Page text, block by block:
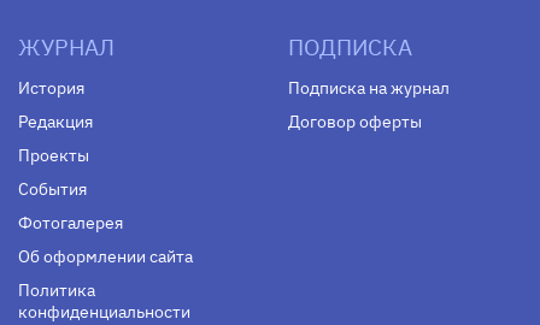
ЖУРНАЛ
История
Редакция
Проекты
События
Фотогалерея
Об оформлении сайта
Политика
конфиденциальности
ПОДПИСКА
Подписка на журнал
Договор оферты